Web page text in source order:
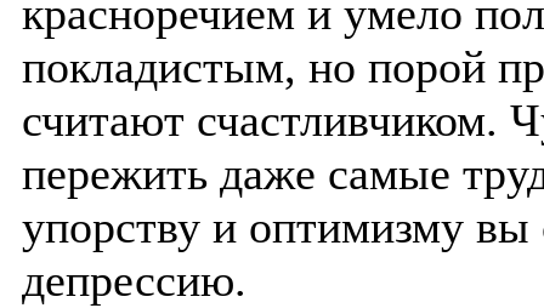
красноречием и умело
покладистым, но порой
считают счастливчиком.
пережить даже самые
упорству и оптимизму
депрессию.